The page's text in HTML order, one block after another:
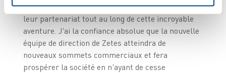
direction ainsi qu'à toute l'équipe de Zetes pour
leur partenariat tout au long de cette incroyable
aventure. J'ai la confiance absolue que la nouvelle
équipe de direction de Zetes atteindra de
nouveaux sommets commerciaux et fera
prospérer la société en n'ayant de cesse